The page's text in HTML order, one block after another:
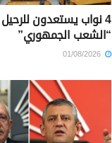
4 نواب يستعدون
“الشعب الجمهوري”